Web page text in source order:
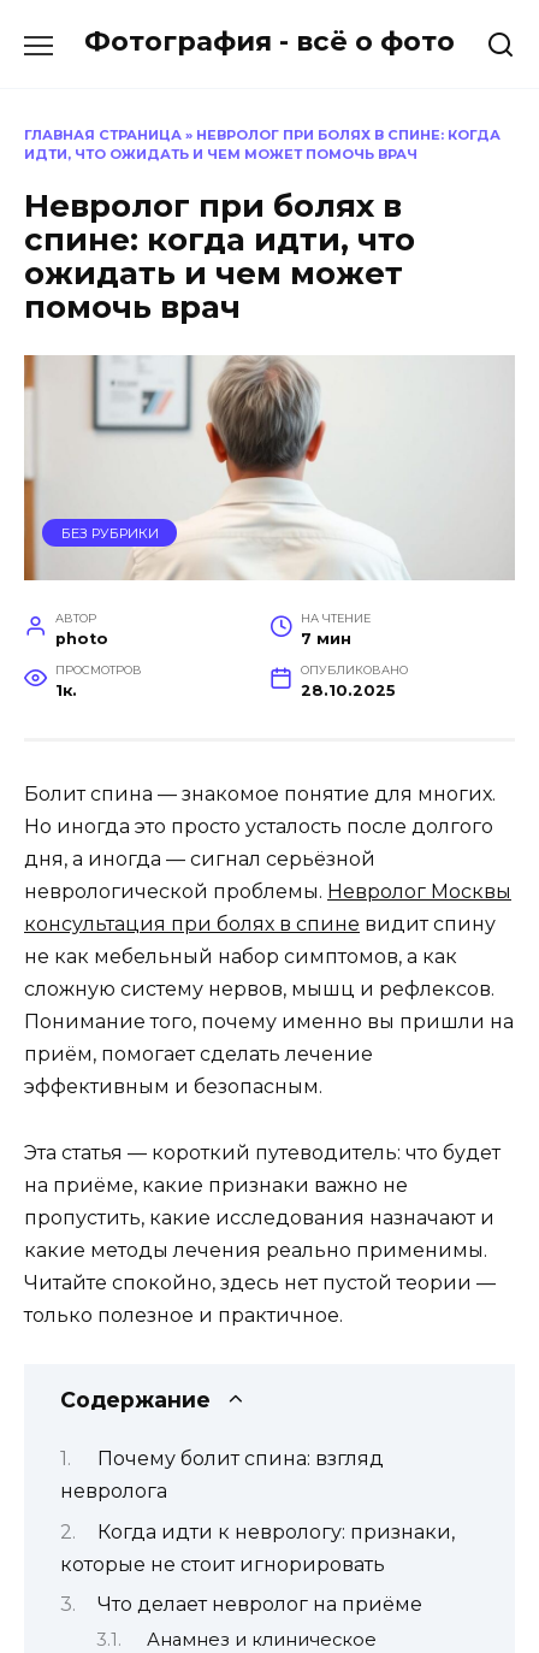
Фотография - всё о фото
ГЛАВНАЯ СТРАНИЦА » НЕВРОЛОГ ПРИ БОЛЯХ В СПИНЕ: КОГДА
ИДТИ, ЧТО ОЖИДАТЬ И ЧЕМ МОЖЕТ ПОМОЧЬ ВРАЧ
Невролог при болях в
спине: когда идти, что
ожидать и чем может
помочь врач
БЕЗ РУБРИКИ
АВТОР
photo
НА ЧТЕНИЕ
7 мин
ПРОСМОТРОВ
1к.
ОПУБЛИКОВАНО
28.10.2025
Болит спина — знакомое понятие для многих.
Но иногда это просто усталость после долгого
дня, а иногда — сигнал серьёзной
неврологической проблемы. Невролог Москвы
консультация при болях в спине видит спину
не как мебельный набор симптомов, а как
сложную систему нервов, мышц и рефлексов.
Понимание того, почему именно вы пришли на
приём, помогает сделать лечение
эффективным и безопасным.
Эта статья — короткий путеводитель: что будет
на приёме, какие признаки важно не
пропустить, какие исследования назначают и
какие методы лечения реально применимы.
Читайте спокойно, здесь нет пустой теории —
только полезное и практичное.
Содержание
Почему болит спина: взгляд
невролога
Когда идти к неврологу: признаки,
которые не стоит игнорировать
Что делает невролог на приёме
Анамнез и клиническое